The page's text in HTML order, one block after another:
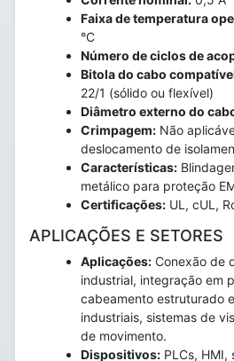
Faixa de temperatura
°C
Número de ciclos de
Bitola do cabo
22/1 (sólido ou flexível)
Diâmetro externo do
Crimpagem: Não
deslocamento de
Características:
metálico para proteção
Certificações: UL, cUL,
APLICAÇÕES E SETORES
Aplicações: Conexão de
industrial, integração em
cabeamento estruturado
industriais, sistemas de
de movimento.
Dispositivos: PLCs,